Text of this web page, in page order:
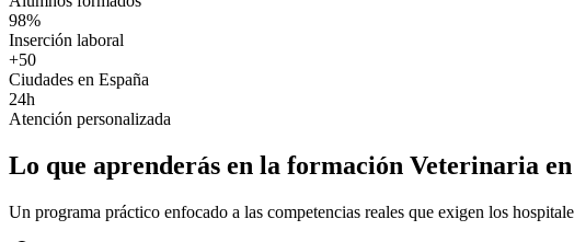
98%
Inserción laboral
+50
Ciudades en España
24h
Atención personalizada
Lo que aprenderás en la formación Veterinaria
Un programa práctico enfocado a las competencias reales que exigen los